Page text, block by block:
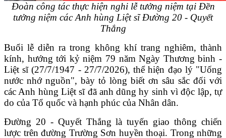
Đoàn công tác thực hiện nghi lễ tưởng niệm tại Đền
tưởng niệm các Anh hùng Liệt sĩ Đường 20 - Quyết
Thắng
Buổi lễ diễn ra trong không khí trang nghiêm, thành
kính, hướng tới kỷ niệm 79 năm Ngày Thương binh -
Liệt sĩ (27/7/1947 - 27/7/2026), thể hiện đạo lý "Uống
nước nhớ nguồn", bày tỏ lòng biết ơn sâu sắc đối với
các Anh hùng Liệt sĩ đã anh dũng hy sinh vì độc lập, tự
do của Tổ quốc và hạnh phúc của Nhân dân.
Đường 20 - Quyết Thắng là tuyến giao thông chiến
lược trên đường Trường Sơn huyền thoại. Trong những